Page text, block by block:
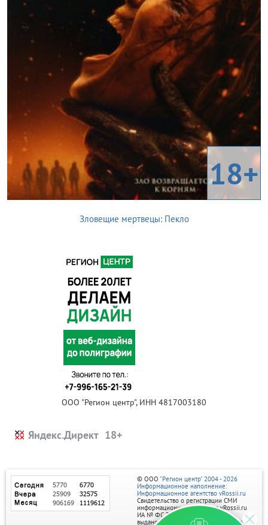
18+
Зловещие мертвецы: Пекло
ООО "Регион центр", ИНН 4817003180
Яндекс.Директ
© ООО "Регион центр" 2004 - 2026
Информационное наполнение:
Информационное агентство vRossii.ru
Свидетельство о регистрации СМИ
информационного агентства vRossii.ru
ИА № ФС 77‑35502
выдано РОСКОМНАДЗОРом 04 марта